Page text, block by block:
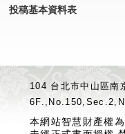
投稿基本資料表
104 台北市中山區
本網站智慧財產權